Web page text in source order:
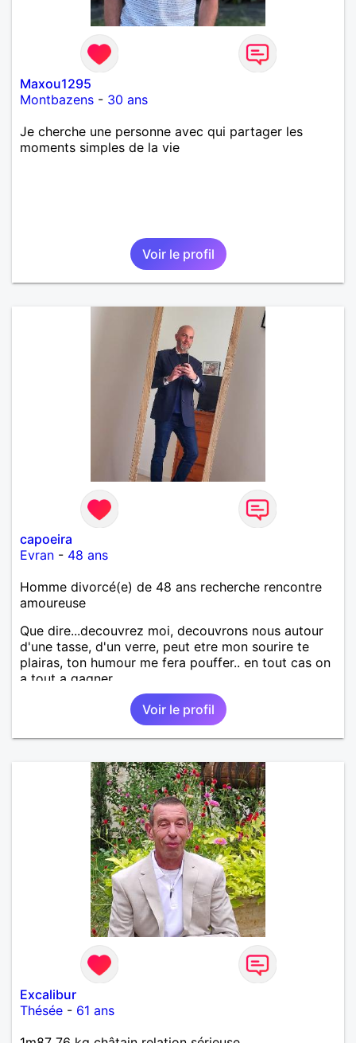
Maxou1295
Montbazens - 30 ans
Je cherche une personne avec qui partager les
moments simples de la vie
Voir le profil
capoeira
Evran - 48 ans
Homme divorcé(e) de 48 ans recherche rencontre
amoureuse
Que dire...decouvrez moi, decouvrons nous autour
d'une tasse, d'un verre, peut etre mon sourire te
plairas, ton humour me fera pouffer.. en tout cas on
a tout a gagner.
Voir le profil
Excalibur
Thésée - 61 ans